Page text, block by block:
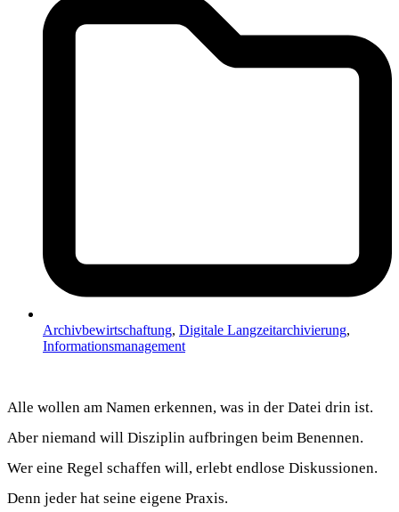
Archivbewirtschaftung, Digitale Langzeitarchivierung,
Informationsmanagement
Alle wollen am Namen erkennen, was in der Datei drin ist.
Aber niemand will Disziplin aufbringen beim Benennen.
Wer eine Regel schaffen will, erlebt endlose Diskussionen.
Denn jeder hat seine eigene Praxis.